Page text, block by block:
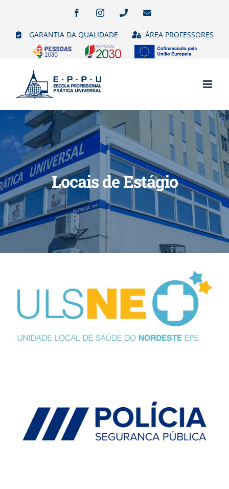
content
FacebookInstagramPhoneEmail
não
publicado)
GARANTIA DA QUALIDADE ÁREA PROFESSORES
Locais de Estágio